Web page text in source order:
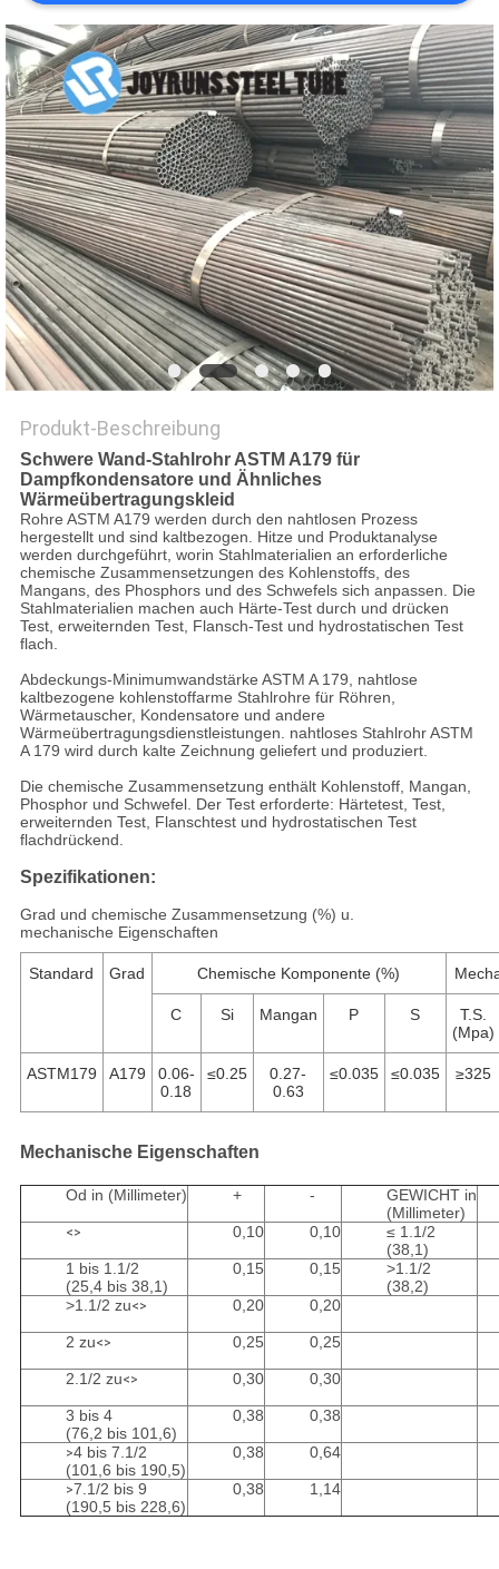
SEITENVERZEICHNIS
DATENSCHUTZ-
BESTIMMUNGEN
Produkt-Beschreibung
Schwere Wand-Stahlrohr ASTM A179 für
Dampfkondensatore und Ähnliches
Wärmeübertragungskleid
Rohre ASTM A179 werden durch den nahtlosen Prozess
hergestellt und sind kaltbezogen. Hitze und Produktanalyse
werden durchgeführt, worin Stahlmaterialien an erforderliche
chemische Zusammensetzungen des Kohlenstoffs, des
Mangans, des Phosphors und des Schwefels sich anpassen. Die
Stahlmaterialien machen auch Härte-Test durch und drücken
Test, erweiternden Test, Flansch-Test und hydrostatischen Test
flach.
Abdeckungs-Minimumwandstärke ASTM A 179, nahtlose
kaltbezogene kohlenstoffarme Stahlrohre für Röhren,
Wärmetauscher, Kondensatore und andere
Wärmeübertragungsdienstleistungen. nahtloses Stahlrohr ASTM
A 179 wird durch kalte Zeichnung geliefert und produziert.
Die chemische Zusammensetzung enthält Kohlenstoff, Mangan,
Phosphor und Schwefel. Der Test erforderte: Härtetest, Test,
erweiternden Test, Flanschtest und hydrostatischen Test
flachdrückend.
Spezifikationen:
Grad und chemische Zusammensetzung (%) u.
mechanische Eigenschaften
Standard Grad Chemische Komponente (%)
C Si Mangan P S
T.S.
(Mpa)
ASTM179 A179
0.06-
0.18
≤0.25
0.27-
0.63
≤0.035 ≤0.035 ≥325
Mechanische Eigenschaften
Od in (Millimeter) + -
GEWICHT in
(Millimeter)
<> 0,10 0,10
≤ 1.1/2
(38,1)
1 bis 1.1/2
(25,4 bis 38,1)
0,15 0,15
>1.1/2
(38,2)
>1.1/2 zu<> 0,20 0,20
2 zu<> 0,25 0,25
2.1/2 zu<> 0,30 0,30
3 bis 4
(76,2 bis 101,6)
0,38 0,38
>4 bis 7.1/2
(101,6 bis 190,5)
0,38 0,64
>7.1/2 bis 9
(190,5 bis 228,6)
0,38 1,14